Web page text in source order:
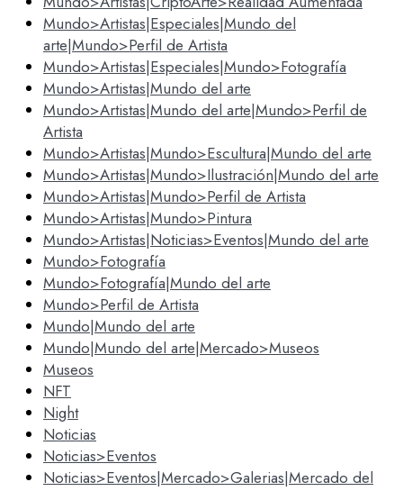
Mundo>Artistas|Especiales|Mundo del
arte|Mundo>Perfil de Artista
Mundo>Artistas|Especiales|Mundo>Fotografía
Mundo>Artistas|Mundo del arte
Mundo>Artistas|Mundo del arte|Mundo>Perfil de
Artista
Mundo>Artistas|Mundo>Escultura|Mundo del arte
Mundo>Artistas|Mundo>Ilustración|Mundo del arte
Mundo>Artistas|Mundo>Perfil de Artista
Mundo>Artistas|Mundo>Pintura
Mundo>Artistas|Noticias>Eventos|Mundo del arte
Mundo>Fotografía
Mundo>Fotografía|Mundo del arte
Mundo>Perfil de Artista
Mundo|Mundo del arte
Mundo|Mundo del arte|Mercado>Museos
Museos
NFT
Night
Noticias
Noticias>Eventos
Noticias>Eventos|Mercado>Galerias|Mercado del